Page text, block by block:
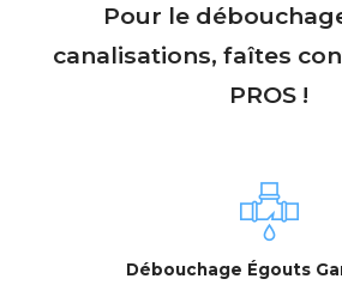
Pour le
canalisations, faîtes
PROS !
Débouchage Égouts